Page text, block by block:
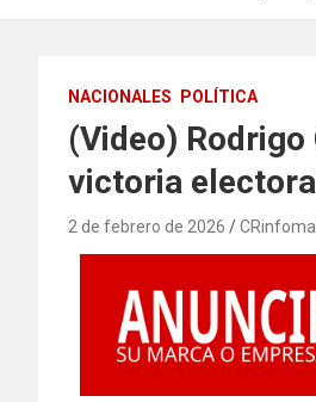
NACIONALES POLÍTICA
(Video)
victoria
2 de febrero de 2026